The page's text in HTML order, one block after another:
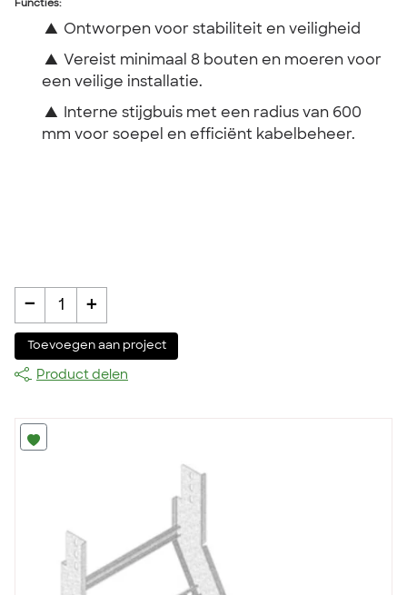
Functies:
▲ Ontworpen voor stabiliteit en veiligheid
▲ Vereist minimaal 8 bouten en moeren voor
een veilige installatie.
▲
Interne stijgbuis met een radius van 600
mm voor soepel en efficiënt kabelbeheer.
- 1 +
Toevoegen aan project
Product delen